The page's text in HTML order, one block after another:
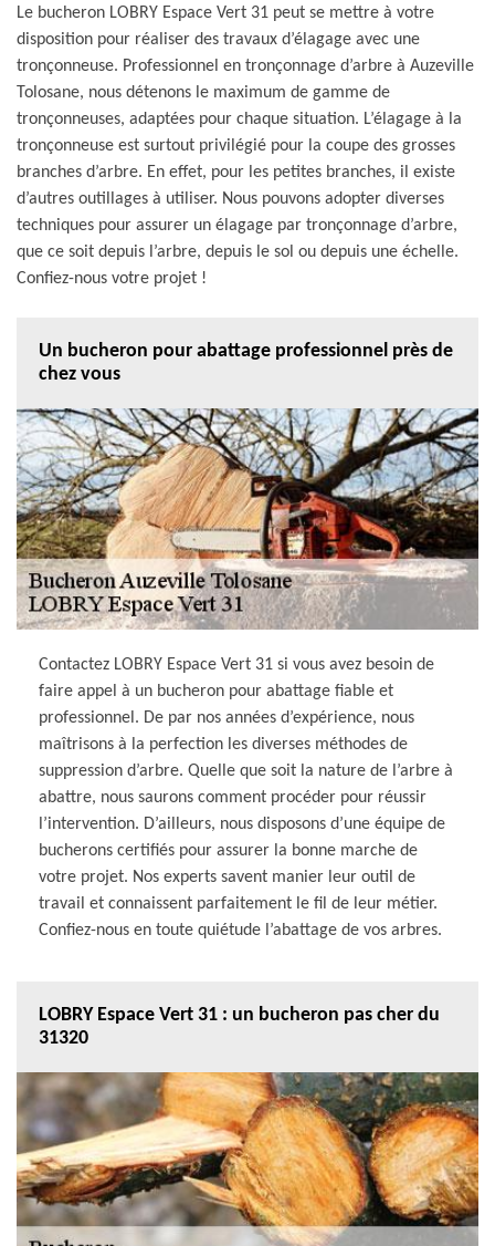
Le bucheron LOBRY Espace Vert 31 peut se mettre à votre
disposition pour réaliser des travaux d’élagage avec une
tronçonneuse. Professionnel en tronçonnage d’arbre à Auzeville
Tolosane, nous détenons le maximum de gamme de
tronçonneuses, adaptées pour chaque situation. L’élagage à la
tronçonneuse est surtout privilégié pour la coupe des grosses
branches d’arbre. En effet, pour les petites branches, il existe
d’autres outillages à utiliser. Nous pouvons adopter diverses
techniques pour assurer un élagage par tronçonnage d’arbre,
que ce soit depuis l’arbre, depuis le sol ou depuis une échelle.
Confiez-nous votre projet !
Un bucheron pour abattage professionnel près de
chez vous
Contactez LOBRY Espace Vert 31 si vous avez besoin de
faire appel à un bucheron pour abattage fiable et
professionnel. De par nos années d’expérience, nous
maîtrisons à la perfection les diverses méthodes de
suppression d’arbre. Quelle que soit la nature de l’arbre à
abattre, nous saurons comment procéder pour réussir
l’intervention. D’ailleurs, nous disposons d’une équipe de
bucherons certifiés pour assurer la bonne marche de
votre projet. Nos experts savent manier leur outil de
travail et connaissent parfaitement le fil de leur métier.
Confiez-nous en toute quiétude l’abattage de vos arbres.
LOBRY Espace Vert 31 : un bucheron pas cher du
31320